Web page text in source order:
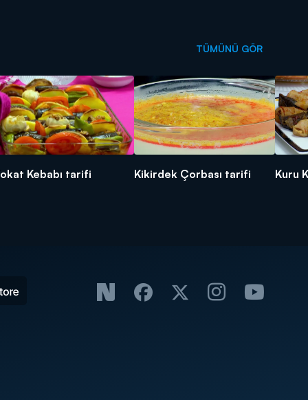
TÜMÜNÜ GÖR
Kebabı tarifi Kikirdek Çorbası tarifi Kuru